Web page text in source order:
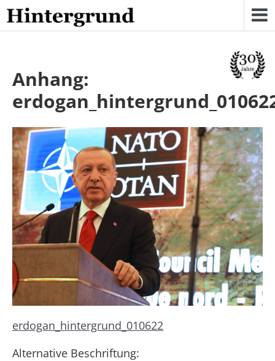
Skip
to
content
Anhang:
erdogan_hintergrund_010622
Alternative Beschriftung: